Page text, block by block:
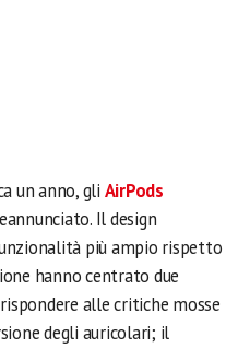
un anno, gli AirPods
Il design
più ampio rispetto
hanno centrato due
alle critiche mosse
degli auricolari; il